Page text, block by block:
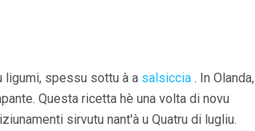
ligumi, spessu sottu à a salsiccia . In Olanda,
Questa ricetta hè una volta di novu
sirvutu nant'à u Quatru di lugliu.